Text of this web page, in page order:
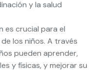
y la salud
es crucial para el
los niños. A través
pueden aprender,
y físicas, y mejorar su